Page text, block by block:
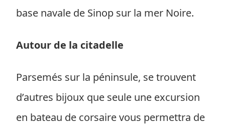
base navale de Sinop sur la mer Noire.
Autour de la citadelle
Parsemés sur la péninsule, se trouvent
d’autres bijoux que seule une excursion
en bateau de corsaire vous permettra de